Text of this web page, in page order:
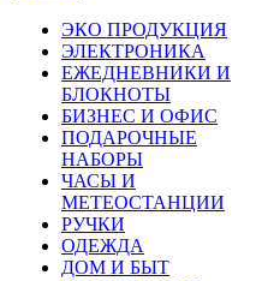
ЭКО ПРОДУКЦИЯ
ЭЛЕКТРОНИКА
ЕЖЕДНЕВНИКИ И
БЛОКНОТЫ
БИЗНЕС И ОФИС
ПОДАРОЧНЫЕ
НАБОРЫ
ЧАСЫ И
МЕТЕОСТАНЦИИ
РУЧКИ
ОДЕЖДА
ДОМ И БЫТ